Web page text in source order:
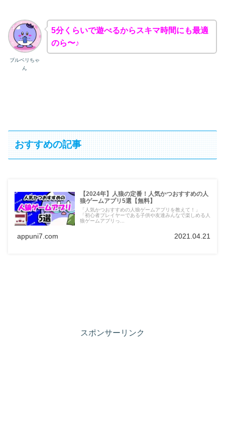
ブルベリちゃ
ん
5分くらいで遊べるからスキマ時間にも最適
のら〜♪
おすすめの記事
【2024年】人狼の定番！人気かつおすすめの人
狼ゲームアプリ5選【無料】
「人気かつおすすめの人狼ゲームアプリを教えて！」
「初心者プレイヤーである子供や友達みんなで楽しめる人
狼ゲームアプリっ...
appuni7.com 2021.04.21
スポンサーリンク